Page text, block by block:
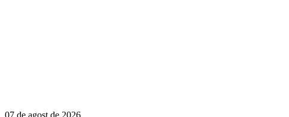
07 de agost de 2026